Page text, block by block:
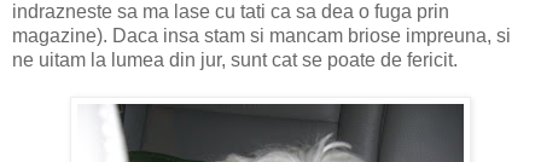
indrazneste sa ma lase cu tati ca sa dea o fuga prin
magazine). Daca insa stam si mancam briose impreuna, si
ne uitam la lumea din jur, sunt cat se poate de fericit.